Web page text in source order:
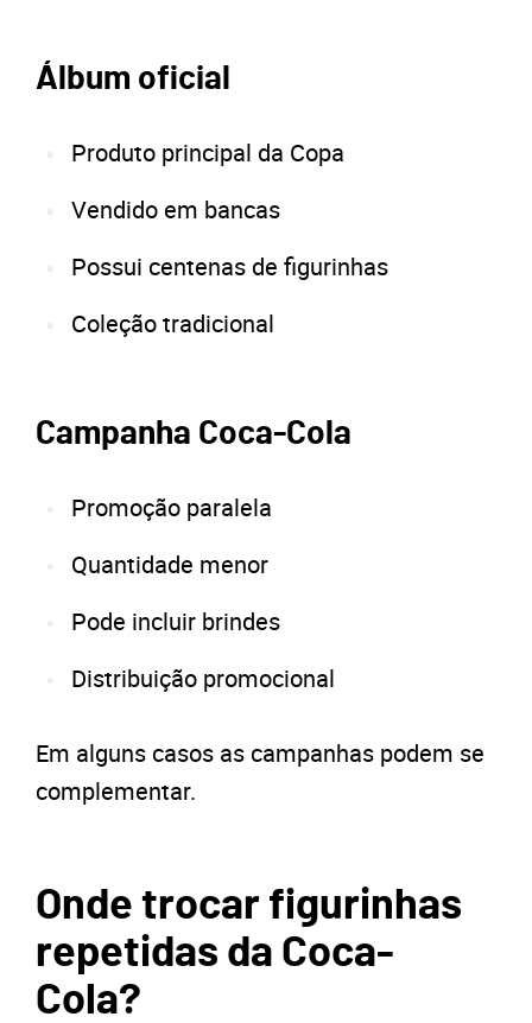
Álbum oficial
Produto principal da Copa
Vendido em bancas
Possui centenas de figurinhas
Coleção tradicional
Campanha Coca-Cola
Promoção paralela
Quantidade menor
Pode incluir brindes
Distribuição promocional
Em alguns casos as campanhas podem se
complementar.
Onde trocar figurinhas
repetidas da Coca-
Cola?